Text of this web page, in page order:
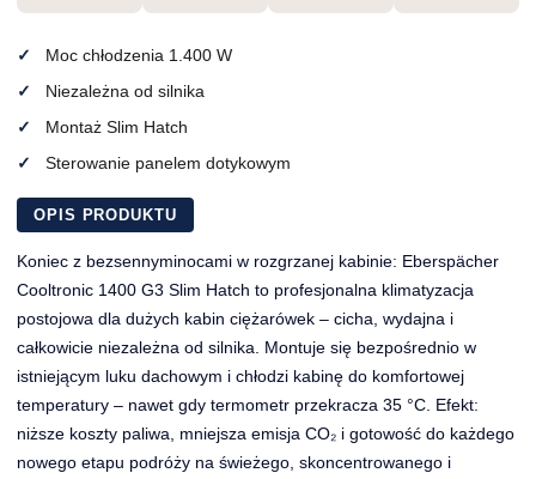
Moc chłodzenia 1.400 W
Niezależna od silnika
Montaż Slim Hatch
Sterowanie panelem dotykowym
OPIS PRODUKTU
Koniec z bezsennyminocami w rozgrzanej kabinie: Eberspächer
Cooltronic 1400 G3 Slim Hatch to profesjonalna klimatyzacja
postojowa dla dużych kabin ciężarówek – cicha, wydajna i
całkowicie niezależna od silnika. Montuje się bezpośrednio w
istniejącym luku dachowym i chłodzi kabinę do komfortowej
temperatury – nawet gdy termometr przekracza 35 °C. Efekt:
niższe koszty paliwa, mniejsza emisja CO₂ i gotowość do każdego
nowego etapu podróży na świeżego, skoncentrowanego i